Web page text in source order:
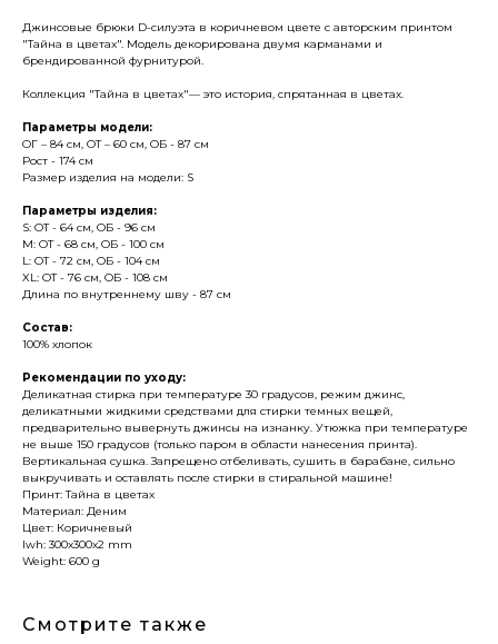
Джинсовые брюки D-силуэта в коричневом цвете с авторским принтом
"Тайна в цветах". Модель декорирована двумя карманами и
брендированной фурнитурой.
Коллекция "Тайна в цветах"— это история, спрятанная в цветах.
Параметры модели:
ОГ – 84 см, ОТ – 60 см, ОБ - 87 см
Рост - 174 см
Размер изделия на модели: S
Параметры изделия:
S: ОТ - 64 см, ОБ - 96 см
M: ОТ - 68 см, ОБ - 100 см
L: ОТ - 72 см, ОБ - 104 см
XL: ОТ - 76 см, ОБ - 108 см
Длина по внутреннему шву - 87 см
Состав:
100% хлопок
Рекомендации по уходу:
Деликатная стирка при температуре 30 градусов, режим джинс,
деликатными жидкими средствами для стирки темных вещей,
предварительно вывернуть джинсы на изнанку. Утюжка при температуре
не выше 150 градусов (только паром в области нанесения принта).
Вертикальная сушка. Запрещено отбеливать, сушить в барабане, сильно
выкручивать и оставлять после стирки в стиральной машине!
Принт: Тайна в цветах
Материал: Деним
Цвет: Коричневый
lwh: 300x300x2 mm
Weight: 600 g
Смотрите также